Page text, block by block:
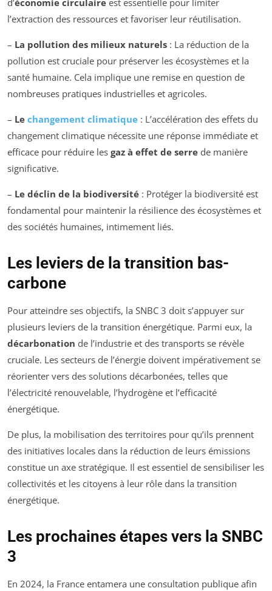
d’économie circulaire est essentielle pour limiter
l’extraction des ressources et favoriser leur réutilisation.
– La pollution des milieux naturels : La réduction de la
pollution est cruciale pour préserver les écosystèmes et la
santé humaine. Cela implique une remise en question de
nombreuses pratiques industrielles et agricoles.
– Le changement climatique : L’accélération des effets du
changement climatique nécessite une réponse immédiate et
efficace pour réduire les gaz à effet de serre de manière
significative.
– Le déclin de la biodiversité : Protéger la biodiversité est
fondamental pour maintenir la résilience des écosystèmes et
des sociétés humaines, intimement liés.
Les leviers de la transition bas-
carbone
Pour atteindre ses objectifs, la SNBC 3 doit s’appuyer sur
plusieurs leviers de la transition énergétique. Parmi eux, la
décarbonation de l’industrie et des transports se révèle
cruciale. Les secteurs de l’énergie doivent impérativement se
réorienter vers des solutions décarbonées, telles que
l’électricité renouvelable, l’hydrogène et l’efficacité
énergétique.
De plus, la mobilisation des territoires pour qu’ils prennent
des initiatives locales dans la réduction de leurs émissions
constitue un axe stratégique. Il est essentiel de sensibiliser les
collectivités et les citoyens à leur rôle dans la transition
énergétique.
Les prochaines étapes vers la SNBC
3
En 2024, la France entamera une consultation publique afin